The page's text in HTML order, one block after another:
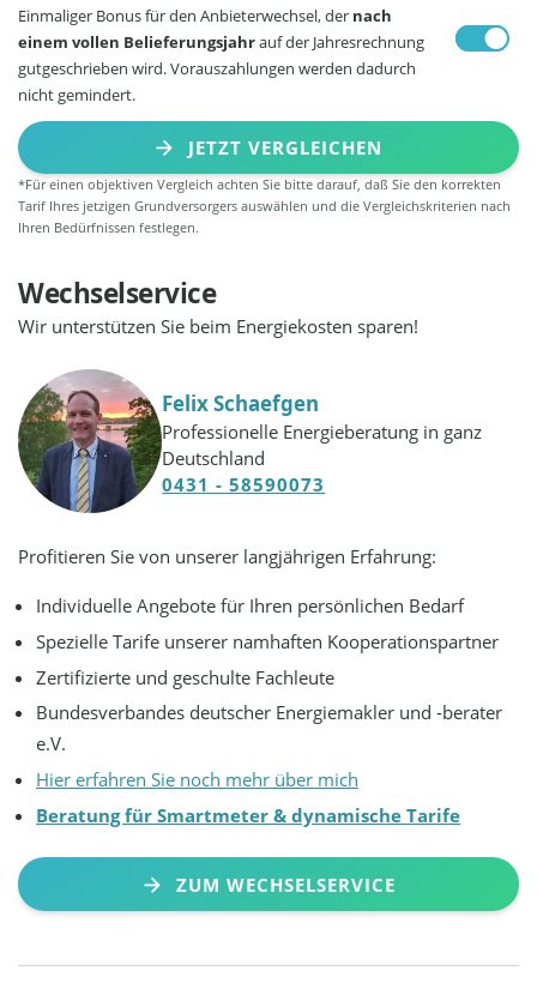
Einmaliger Bonus für den Anbieterwechsel, der nach
einem vollen Belieferungsjahrauf der Jahresrechnung
gutgeschrieben wird. Vorauszahlungen werden dadurch
nicht gemindert.
JETZT VERGLEICHEN
*Für einen objektiven Vergleich achten Sie bitte darauf, daß Sie den korrekten
Tarif Ihres jetzigen Grundversorgers auswählen und die Vergleichskriterien nach
Ihren Bedürfnissen festlegen.
Wechselservice
Wir unterstützen Sie beim Energiekosten sparen!
Felix Schaefgen
Professionelle Energieberatung in ganz
Deutschland
0431 - 58590073
Profitieren Sie von unserer langjährigen Erfahrung:
Individuelle Angebote für Ihren persönlichen Bedarf
Spezielle Tarife unserer namhaften Kooperationspartner
Zertifizierte und geschulte Fachleute
Bundesverbandes deutscher Energiemakler und -berater
e.V.
Hier erfahren Sie noch mehr über mich
Beratung für Smartmeter & dynamische Tarife
ZUM WECHSELSERVICE